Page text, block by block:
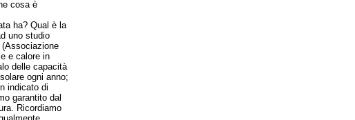
cosa è
ha? Qual è la
uno studio
e calore in
delle capacità
ogni anno;
indicato di
garantito dal
Ricordiamo